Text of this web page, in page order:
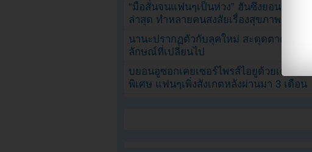
“มือสั่นจนแฟนๆเป็นห่วง” ฮันซึงยอนเผยภาพ
ล่าสุด ทำหลายคนสงสัยเรื่องสุขภาพ
นานะปรากฏตัวกับลุคใหม่ สะดุดตาด้วยภาพ
ลักษณ์ที่เปลี่ยนไป
บยอนอูซอกเคยเซอร์ไพรส์ไอยูด้วยเค้กสั่งทำ
พิเศษ แฟนๆเพิ่งสังเกตหลังผ่านมา 3 เดือน